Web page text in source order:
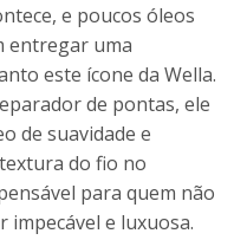
e poucos óleos
entregar uma
este ícone da Wella.
de pontas, ele
de suavidade e
do fio no
para quem não
impecável e luxuosa.